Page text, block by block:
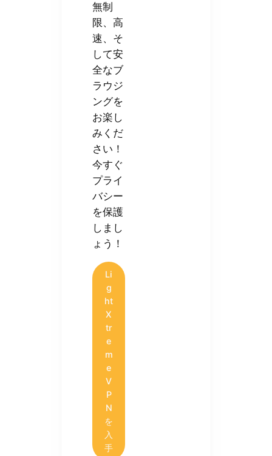
無制
限、高
速、そ
して安
全なブ
ラウジ
ングを
お楽し
みくだ
さい！
今すぐ
プライ
バシー
を保護
しまし
ょう！
Li
g
ht
X
tr
e
m
e
V
P
N
を
入
手